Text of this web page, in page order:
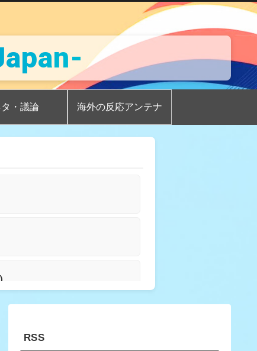
・議論 海外の反応アンテナ
RSS